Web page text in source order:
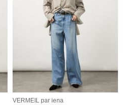
VERMEIL par iena